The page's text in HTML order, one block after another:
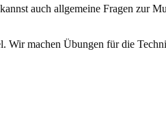
auch allgemeine Fragen zur
machen Übungen für die